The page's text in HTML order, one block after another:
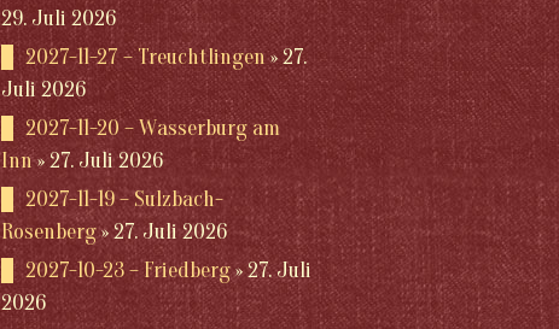
29. Juli 2026
2027-11-27 – Treuchtlingen
27.
Juli 2026
2027-11-20 – Wasserburg am
Inn
27. Juli 2026
2027-11-19 – Sulzbach-
Rosenberg
27. Juli 2026
2027-10-23 – Friedberg
27. Juli
2026